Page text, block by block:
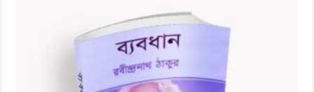
(PDF
Bangla